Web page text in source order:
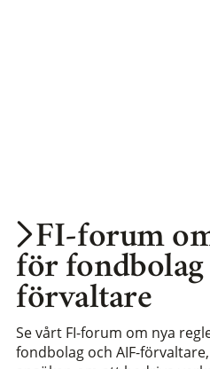
FI-forum
för fondbolag
förvaltare
Se vårt FI-forum om nya
fondbolag och AIF-